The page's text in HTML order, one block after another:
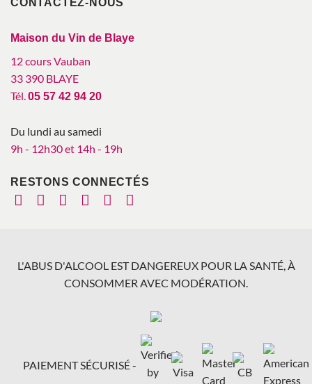
CONTACTEZ-NOUS
Maison du Vin de Blaye
12 cours Vauban
33 390 BLAYE
Tél.05 57 42 94 20
Du lundi au samedi
9h - 12h30 et 14h - 19h
RESTONS CONNECTÉS
L'ABUS D'ALCOOL EST DANGEREUX POUR LA SANTÉ, À
CONSOMMER AVEC MODÉRATION.
PAIEMENT SÉCURISÉ -